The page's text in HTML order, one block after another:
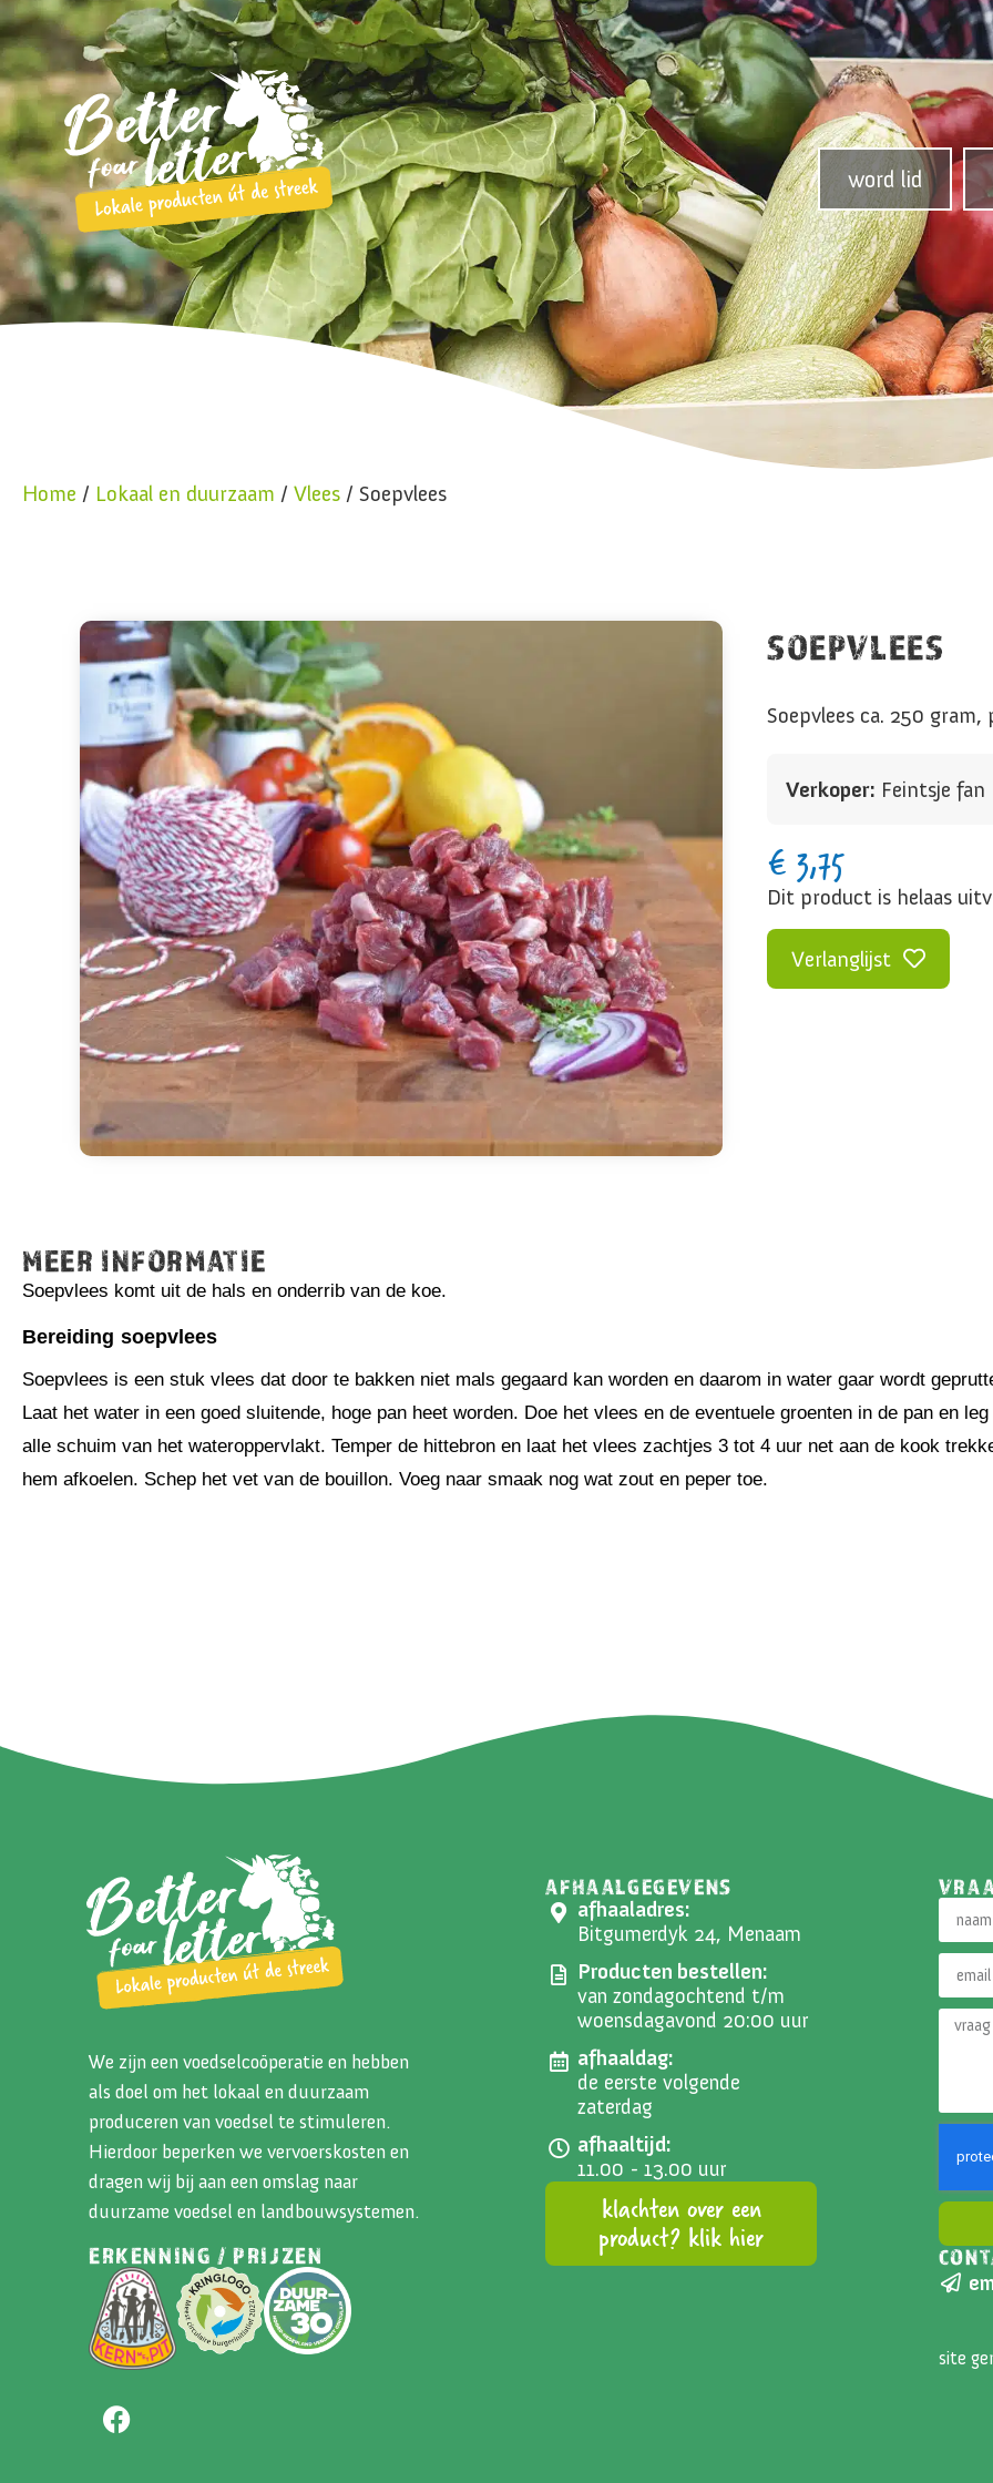
word lid
Home / Lokaal en duurzaam / Vlees / Soepvlees
SOEPVLEES
Soepvlees ca. 250
Verkoper: Feintsje fan
€ 3,75
Dit product is helaas
Verlanglijst
MEER INFORMATIE
Soepvlees komt uit de hals en onderrib van de koe.
Bereiding soepvlees
Soepvlees is een stuk vlees dat door te bakken niet mals gegaard kan worden en daarom in water gaar wordt
Laat het water in een goed sluitende, hoge pan heet worden. Doe het vlees en de eventuele groenten in de pan en
alle schuim van het wateroppervlakt. Temper de hittebron en laat het vlees zachtjes 3 tot 4 uur net aan de kook
hem afkoelen. Schep het vet van de bouillon. Voeg naar smaak nog wat zout en peper toe.
We zijn een voedselcoöperatie en hebben
als doel om het lokaal en duurzaam
produceren van voedsel te stimuleren.
Hierdoor beperken we vervoerskosten en
dragen wij bij aan een omslag naar
duurzame voedsel en landbouwsystemen.
ERKENNING / PRIJZEN
AFHAALGEGEVENS
afhaaladres:
Bitgumerdyk 24, Menaam
Producten bestellen:
van zondagochtend t/m
woensdagavond 20:00 uur
afhaaldag:
de eerste volgende
zaterdag
afhaaltijd:
11.00 - 13.00 uur
klachten over een
product? klik hier
site